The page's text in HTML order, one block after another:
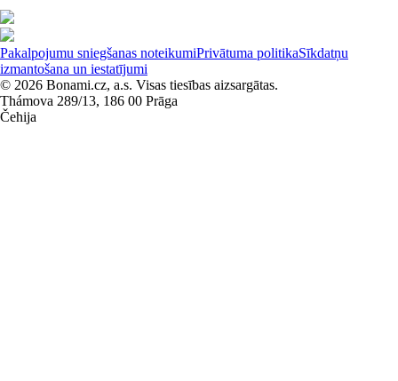
Pakalpojumu sniegšanas noteikumiPrivātuma politikaSīkdatņu
izmantošana un iestatījumi
© 2026 Bonami.cz, a.s. Visas tiesības aizsargātas.
Thámova 289/13, 186 00 Prāga
Čehija